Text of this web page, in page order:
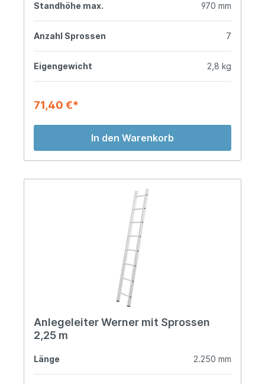
Standhöhe max. 970 mm
Anzahl Sprossen 7
Eigengewicht 2,8 kg
71,40 €*
In den Warenkorb
Anlegeleiter Werner mit Sprossen
2,25 m
Länge 2.250 mm